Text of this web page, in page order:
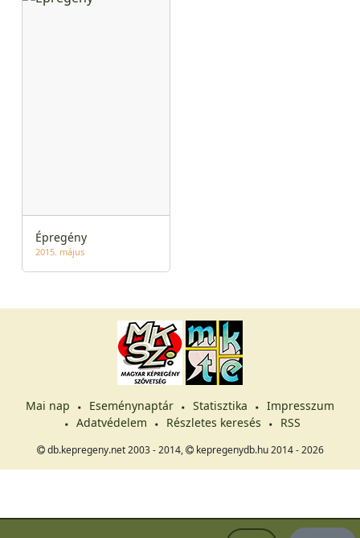
Épregény
2015. május
Mai nap Eseménynaptár Statisztika
Impresszum
Adatvédelem
Részletes keresés RSS
db.kepregeny.net 2003 - 2014, kepregenydb.hu 2014 - 2026